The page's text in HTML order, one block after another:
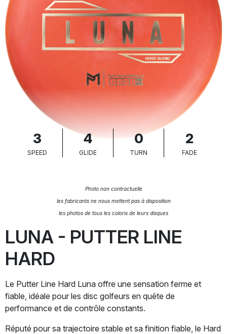
3
SPEED
4
GLIDE
0
TURN
2
FADE
Photo non contractuelle
les fabricants ne nous mettent pas à disposition
les photos de tous les coloris de leurs disques
LUNA - PUTTER LINE
HARD
Le Putter Line Hard Luna offre une sensation ferme et
fiable, idéale pour les disc golfeurs en quête de
performance et de contrôle constants.
Réputé pour sa trajectoire stable et sa finition fiable, le Hard